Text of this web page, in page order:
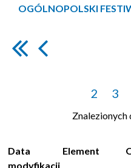
OGÓLNOPOLSKI
2 3
Znalezionych
Data
modyfikacji
Element